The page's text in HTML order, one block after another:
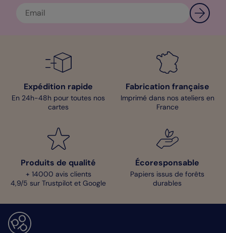
Bénédicte - Pop designer
Expédition rapide
En 24h-48h pour toutes nos
cartes
Fabrication française
Imprimé dans nos ateliers en
France
Produits de qualité
+ 14000 avis clients
4,9/5 sur Trustpilot et Google
Écoresponsable
Papiers issus de forêts
durables